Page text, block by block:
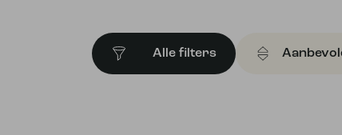
Alle filters